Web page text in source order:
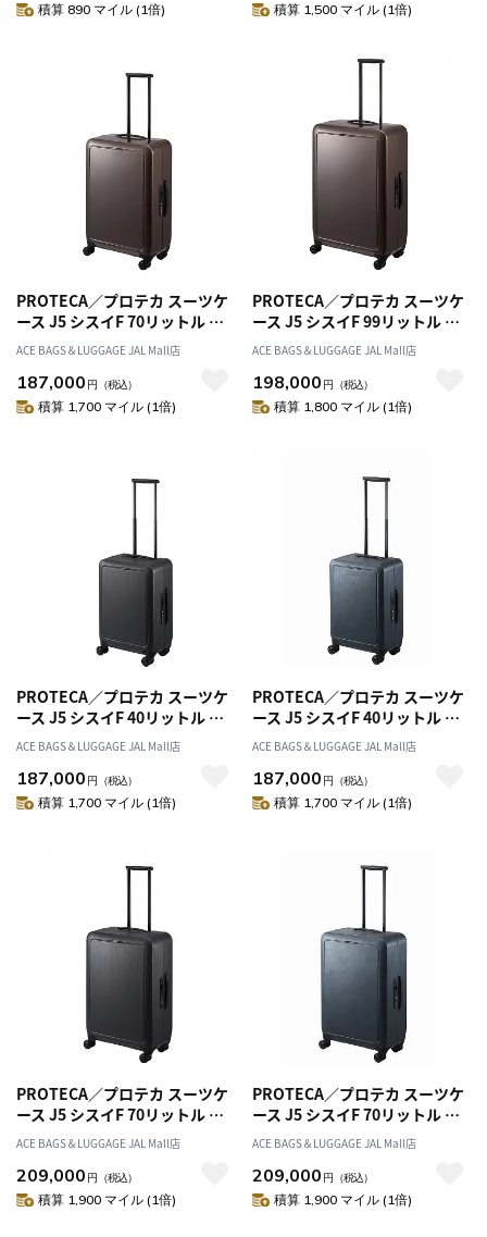
積算 890 マイル (1倍) 積算 1,500 マイル (1倍)
PROTECA／プロテカ スーツケ
ース J5 シスイF 70リットル 日
本製 フレームタイプ 双輪 キャ
スターストッパー 00553
ACE BAGS＆LUGGAGE JAL Mall店
187,000 円 （税込）
積算 1,700 マイル (1倍)
PROTECA／プロテカ スーツケ
ース J5 シスイF 99リットル 日
本製 フレームタイプ 双輪 キャ
スターストッパー 00554
ACE BAGS＆LUGGAGE JAL Mall店
198,000 円 （税込）
積算 1,800 マイル (1倍)
PROTECA／プロテカ スーツケ
ース J5 シスイF 40リットル 日
本製 フレームタイプ 双輪 キャ
スターストッパー 00571
ACE BAGS＆LUGGAGE JAL Mall店
187,000 円 （税込）
積算 1,700 マイル (1倍)
PROTECA／プロテカ スーツケ
ース J5 シスイF 40リットル 日
本製 フレームタイプ 双輪 キャ
スターストッパー 00571
ACE BAGS＆LUGGAGE JAL Mall店
187,000 円 （税込）
積算 1,700 マイル (1倍)
PROTECA／プロテカ スーツケ
ース J5 シスイF 70リットル 日
本製 フレームタイプ 双輪 キャ
スターストッパー 00573
ACE BAGS＆LUGGAGE JAL Mall店
209,000 円 （税込）
積算 1,900 マイル (1倍)
PROTECA／プロテカ スーツケ
ース J5 シスイF 70リットル 日
本製 フレームタイプ 双輪 キャ
スターストッパー 00573
ACE BAGS＆LUGGAGE JAL Mall店
209,000 円 （税込）
積算 1,900 マイル (1倍)